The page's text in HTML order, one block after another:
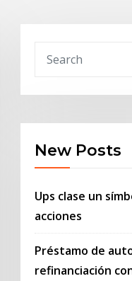
New Posts
Ups clase un
acciones
Préstamo de
refinanciación